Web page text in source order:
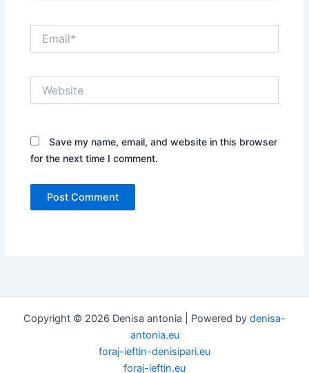
Save my name, email, and website in this browser
for the next time I comment.
Copyright © 2026 Denisa antonia | Powered by denisa-
antonia.eu
foraj-ieftin-denisipari.eu
foraj-ieftin.eu